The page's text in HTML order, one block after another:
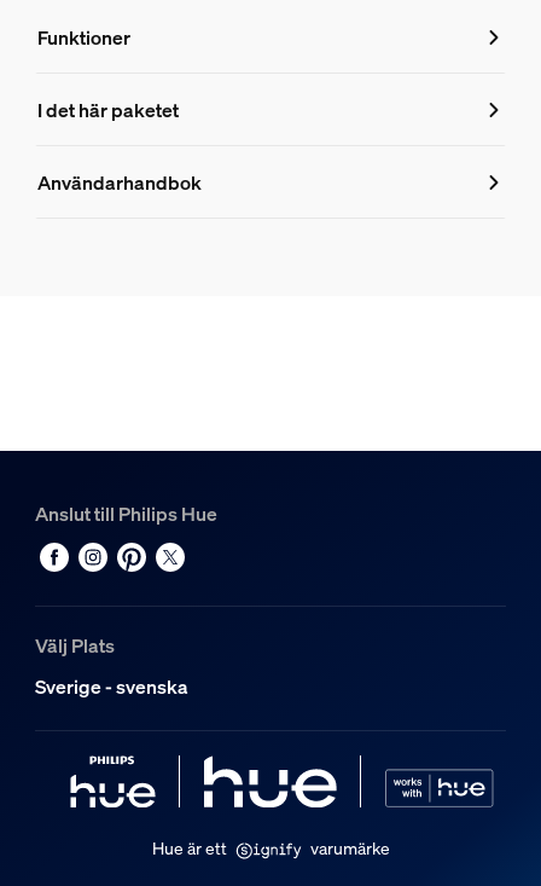
Funktioner
Funktioner
8719514873162
Hue White and color ambiance Perifo gradient lysrör
I det här paketet
Användarhandbok
Anslut till Philips Hue
Välj Plats
Sverige - svenska
Hue är ett varumärke